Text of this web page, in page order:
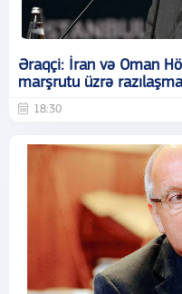
Əraqçi: İran və Oman
marşrutu üzrə
18:30